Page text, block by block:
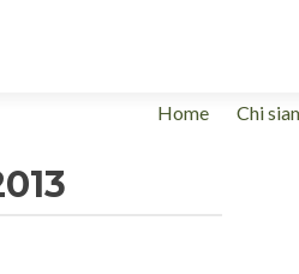
Salta
Home Chi